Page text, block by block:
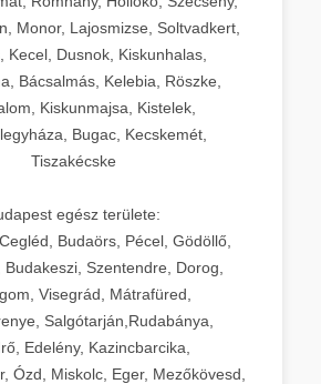
Monor, Lajosmizse, Soltvadkert,
Kecel, Dusnok, Kiskunhalas,
Bácsalmás, Kelebia, Röszke,
Kiskunmajsa, Kistelek,
Bugac, Kecskemét,
Tiszakécske
egész területe:
Budaörs, Pécel, Gödöllő,
Budakeszi, Szentendre, Dorog,
Visegrád, Mátrafüred,
Salgótarján,Rudabánya,
Edelény, Kazincbarcika,
Ózd, Miskolc, Eger, Mezőkövesd,